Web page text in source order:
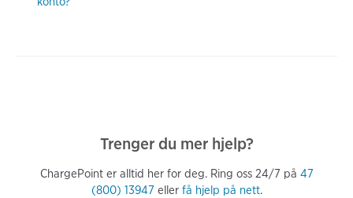
Trenger du mer hjelp?
ChargePoint er alltid her for deg. Ring oss 24/7 på 47
(800) 13947 eller få hjelp på nett.